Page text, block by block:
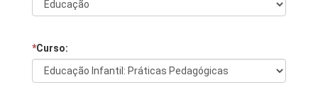
*Curso: